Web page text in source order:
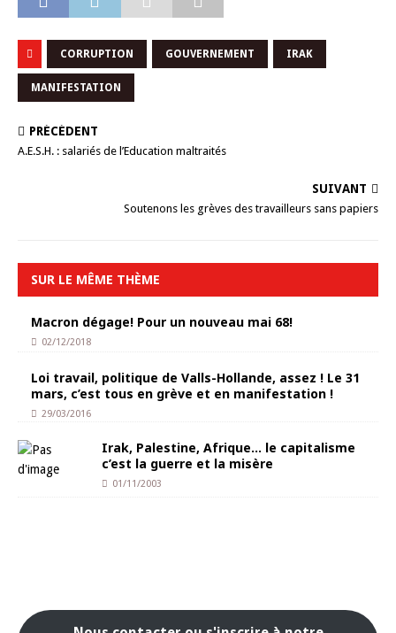
CORRUPTION GOUVERNEMENT IRAK
MANIFESTATION
PRÉCÉDENT
A.E.S.H. : salariés de l’Education maltraités
SUIVANT
Soutenons les grèves des travailleurs sans papiers
SUR LE MÊME THÈME
Macron dégage! Pour un nouveau mai 68!
02/12/2018
Loi travail, politique de Valls-Hollande, assez ! Le 31
mars, c’est tous en grève et en manifestation !
29/03/2016
Irak, Palestine, Afrique… le capitalisme
c’est la guerre et la misère
01/11/2003